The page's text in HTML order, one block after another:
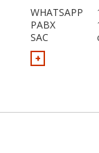
WHATSAPP
PABX
SAC
+